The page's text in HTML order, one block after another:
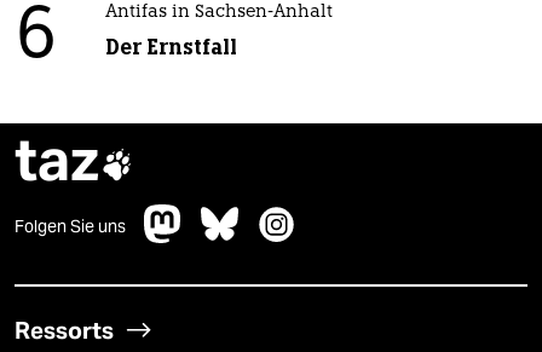
6 Antifas in Sachsen-Anhalt
Der Ernstfall
taz
Folgen Sie uns
Ressorts